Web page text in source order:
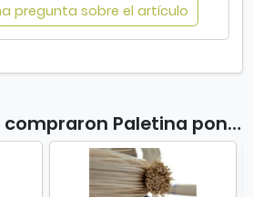
pregunta sobre el artículo
Los clientes que compraron Paletina pony negro también compraron